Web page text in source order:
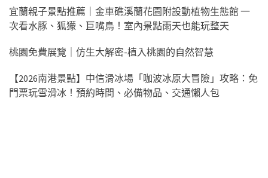
宜蘭親子景點推薦｜金車礁溪蘭花園附設動植物生態館 一
次看水豚、狐獴、巨嘴鳥！室內景點雨天也能玩整天
桃園免費展覽｜仿生大解密-植入桃園的自然智慧
【2026南港景點】中信滑冰場「咖波冰原大冒險」攻略：免
門票玩雪滑冰！預約時間、必備物品、交通懶人包